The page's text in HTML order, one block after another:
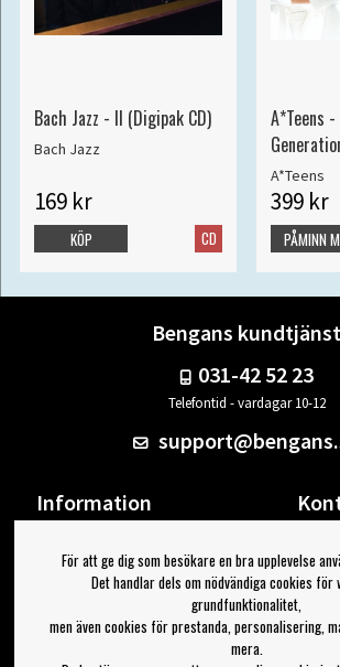
Bach Jazz - II (Digipak CD)
Bach Jazz
169 kr
CD
KÖP
A*Teens
A*Teens
399 kr
PÅMINN
Bengans kundtjänst
031-42 52 23
Telefontid - vardagar 10-12
Information
Om Bengans
FAQ / Köp- & Leveransvillkor
Din
Logga
Jag vill ha tips från
För att ge dig som besökare en bra upplevelse
Det handlar dels om nödvändiga cookies för
grundfunktionalitet,
men även cookies för prestanda, personalisering,
mera.